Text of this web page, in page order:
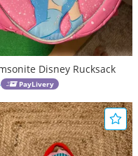
Disney Rucksack
PayLivery